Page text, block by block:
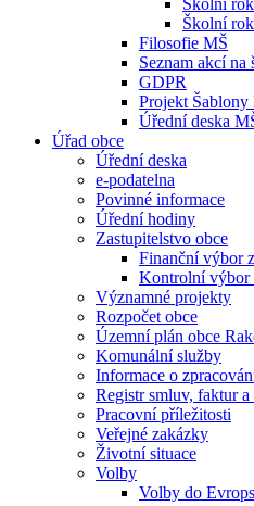
Školní
Školní
Filosofie MŠ
Seznam akcí
GDPR
Projekt
Úřední deska
Úřad obce
Úřední deska
e-podatelna
Povinné informace
Úřední hodiny
Zastupitelstvo obce
Finanční výbor
Kontrolní výbor
Významné projekty
Rozpočet obce
Územní plán obce
Komunální služby
Informace o
Registr smluv, faktur
Pracovní příležitosti
Veřejné zakázky
Životní situace
Volby
Volby do